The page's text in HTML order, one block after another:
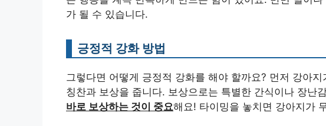
가 될 수 있습니다.
긍정적 강화 방법
그렇다면 어떻게 긍정적 강화를 해야 할까요? 먼저 강아
칭찬과 보상을 줍니다. 보상으로는 특별한 간식이나 장난
바로 보상하는 것이 중요해요! 타이밍을 놓치면 강아지가